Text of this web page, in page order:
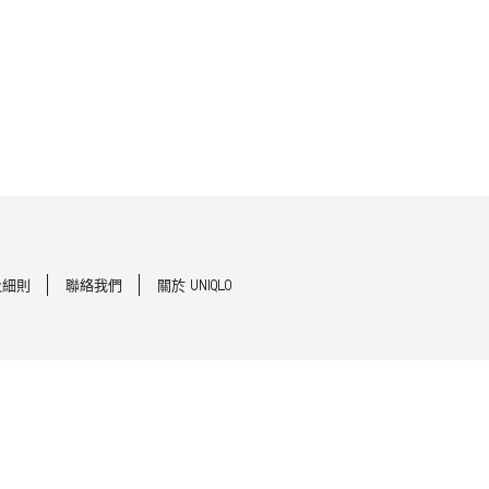
則 聯絡我們 關於 UNIQLO